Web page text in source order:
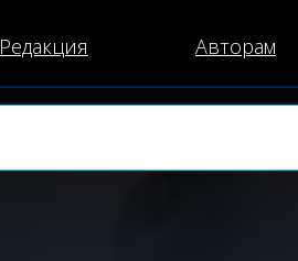
Редакция Авторам